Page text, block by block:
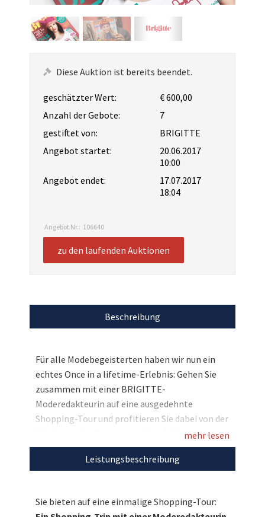
Diese Auktion ist bereits beendet.
geschätzter Wert:
€ 600,00
Anzahl der Gebote:
7
gestiftet von:
BRIGITTE
Angebot startet:
20.06.2017
10:00
Angebot endet:
17.07.2017
18:04
Angebot Nr.: 106640
zu den laufenden Auktionen
Beschreibung
Für alle Modebegeisterten haben wir nun ein
echtes Once in a lifetime-Erlebnis: Gehen Sie
zusammen mit einer BRIGITTE-
Moderedakteurin auf eine ausgedehnte
Shopping-Tour und profitieren Sie dabei von der
Erfahrung der Expertin in allen Stilfragen.
Welcher Schnitt passt zu mir, welche Farben
harmonieren mit meinem Typ, welche Teile
Antwort. Bieten Sie mit und sichern Sie sich ein
mehr lesen
Leistungsbeschreibung
Sie bieten auf eine einmalige Shopping-Tour: